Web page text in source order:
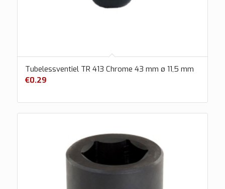
Tubelessventiel TR 413 Chrome 43 mm ø 11,5 mm
€0.29